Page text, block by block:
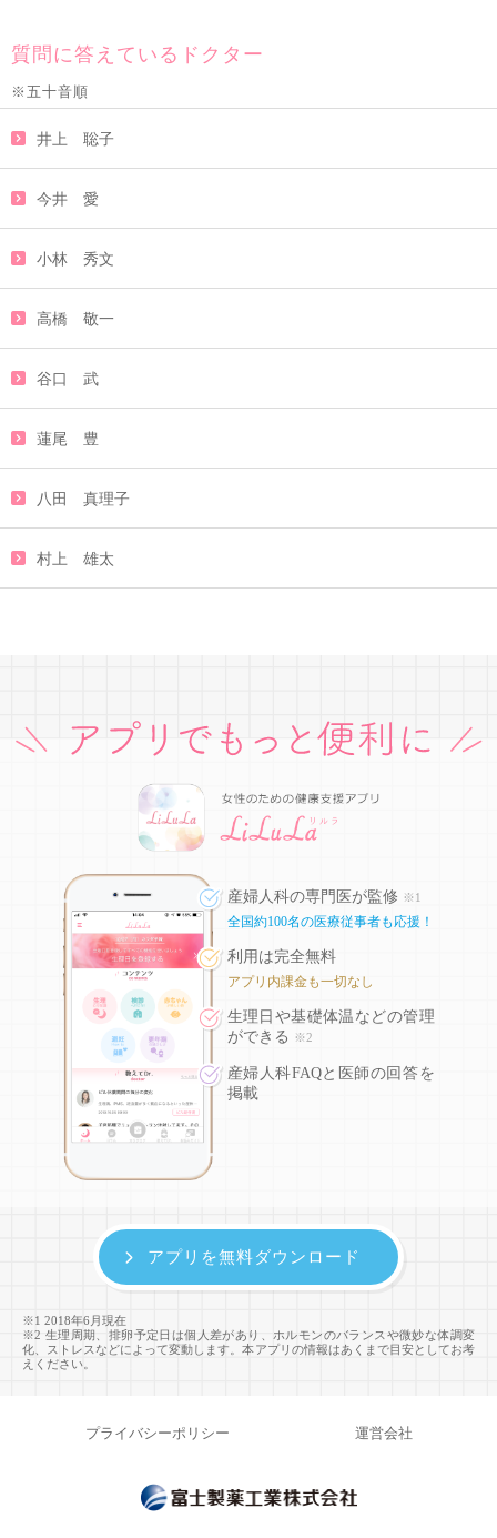
質問に答えているドクター
※五十音順
井上 聡子
今井 愛
小林 秀文
高橋 敬一
谷口 武
蓮尾 豊
八田 真理子
村上 雄太
産婦人科の専門医が監修 ※1
全国約100名の医療従事者も応援！
利用は完全無料
アプリ内課金も一切なし
生理日や基礎体温などの管理
ができる
※2
産婦人科FAQと医師の回答を
掲載
※1 2018年6月現在
※2 生理周期、排卵予定日は個人差があり、ホルモンのバランスや微妙な体調変
化、ストレスなどによって変動します。本アプリの情報はあくまで目安としてお考
えください。
アプリを無料ダウンロード
プライバシーポリシー 運営会社